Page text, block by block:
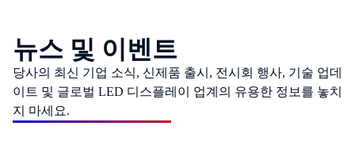
뉴스 및 이벤트
당사의 최신 기업 소식, 신제품 출시, 전시회 행사, 기술 업데
이트 및 글로벌 LED 디스플레이 업계의 유용한 정보를 놓치
지 마세요.